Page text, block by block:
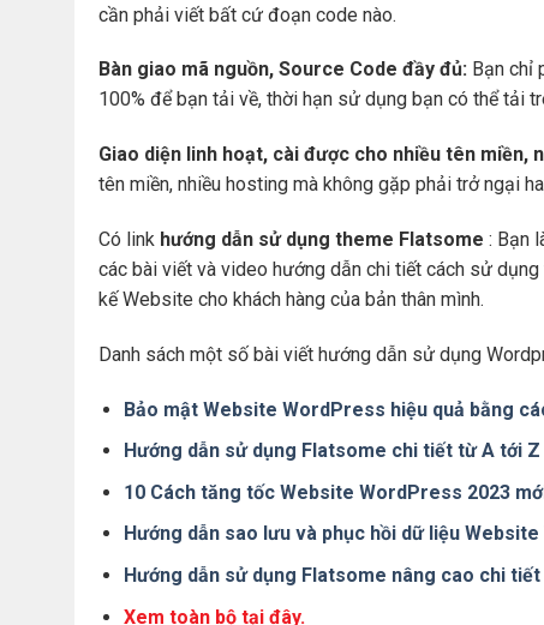
cần phải viết bất cứ đoạn code nào.
Bàn giao mã nguồn, Source Code đầy đủ: Bạn chỉ
100% để bạn tải về, thời hạn sử dụng bạn có thể tải
Giao diện linh hoạt, cài được cho nhiều tên miền,
tên miền, nhiều hosting mà không gặp phải trở ngại
Có link hướng dẫn sử dụng theme Flatsome : Bạn
các bài viết và video hướng dẫn chi tiết cách sử
kế Website cho khách hàng của bản thân mình.
Danh sách một số bài viết hướng dẫn sử dụng
Bảo mật Website WordPress hiệu quả bằng
Hướng dẫn sử dụng Flatsome chi tiết từ A tới Z
10 Cách tăng tốc Website WordPress 2023
Hướng dẫn sao lưu và phục hồi dữ liệu
Hướng dẫn sử dụng Flatsome nâng cao chi tiết
Xem toàn bộ tại đây.